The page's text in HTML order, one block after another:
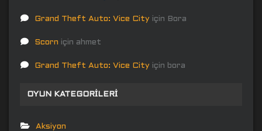
Grand Theft Auto: Vice City için Bora
Scorn için ahmet
Grand Theft Auto: Vice City için bora
OYUN KATEGORILERI
Aksiyon